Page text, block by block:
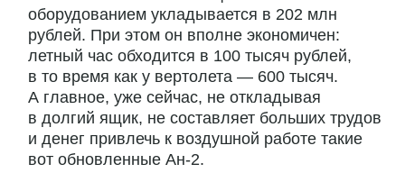
оборудованием укладывается в 202 млн
рублей. При этом он вполне экономичен:
летный час обходится в 100 тысяч рублей,
в то время как у вертолета — 600 тысяч.
А главное, уже сейчас, не откладывая
в долгий ящик, не составляет больших трудов
и денег привлечь к воздушной работе такие
вот обновленные Ан-2.